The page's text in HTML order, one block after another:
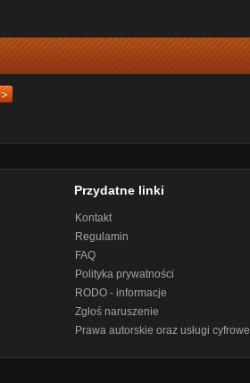
Przydatne linki
Kontakt
Regulamin
FAQ
Polityka prywatności
RODO - informacje
Zgłoś naruszenie
Prawa autorskie oraz usługi cyfrowe